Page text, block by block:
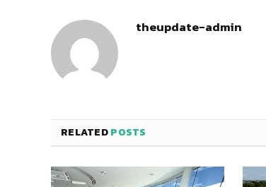
theupdate-admin
RELATEDPOSTS